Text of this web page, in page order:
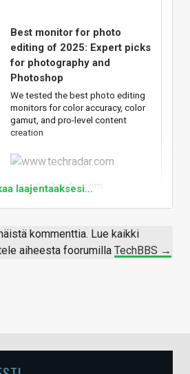
Best monitor for photo
editing of 2025: Expert picks
for photography and
Photoshop
We tested the best photo editing
monitors for color accuracy, color
gamut, and pro-level content
creation
www.techradar.com
laajentaaksesi...
kommenttia. Lue kaikki
aiheesta foorumilla TechBBS →